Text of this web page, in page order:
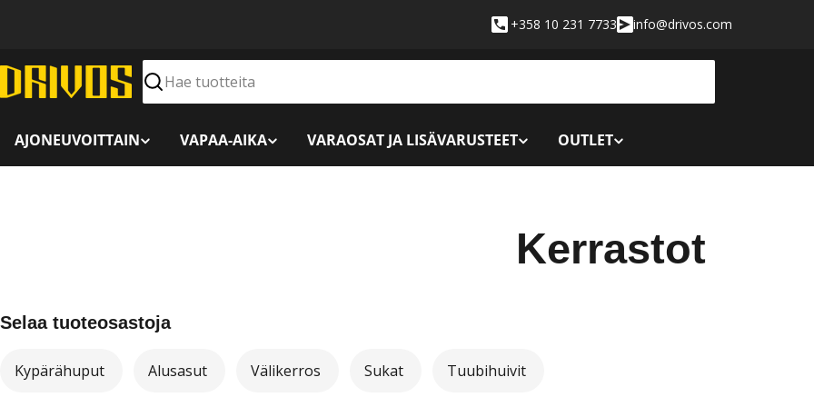
+358 10 231 7733 info@drivos.com
Hae
AJONEUVOITTAIN VAPAA-AIKA VARAOSAT JA LISÄVARUSTEET OUTLET
K
Kerrastot
Selaa tuoteosastoja
Kypärähuput Alusasut Välikerros Sukat Tuubihuivit